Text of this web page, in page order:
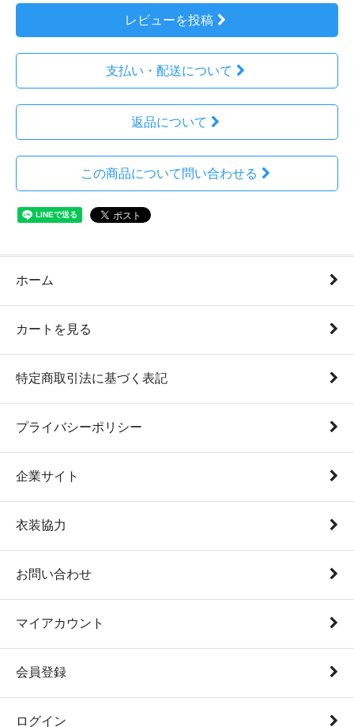
レビューを投稿
支払い・配送について
返品について
この商品について問い合わせる
ホーム
カートを見る
特定商取引法に基づく表記
プライバシーポリシー
企業サイト
衣装協力
お問い合わせ
マイアカウント
会員登録
ログイン